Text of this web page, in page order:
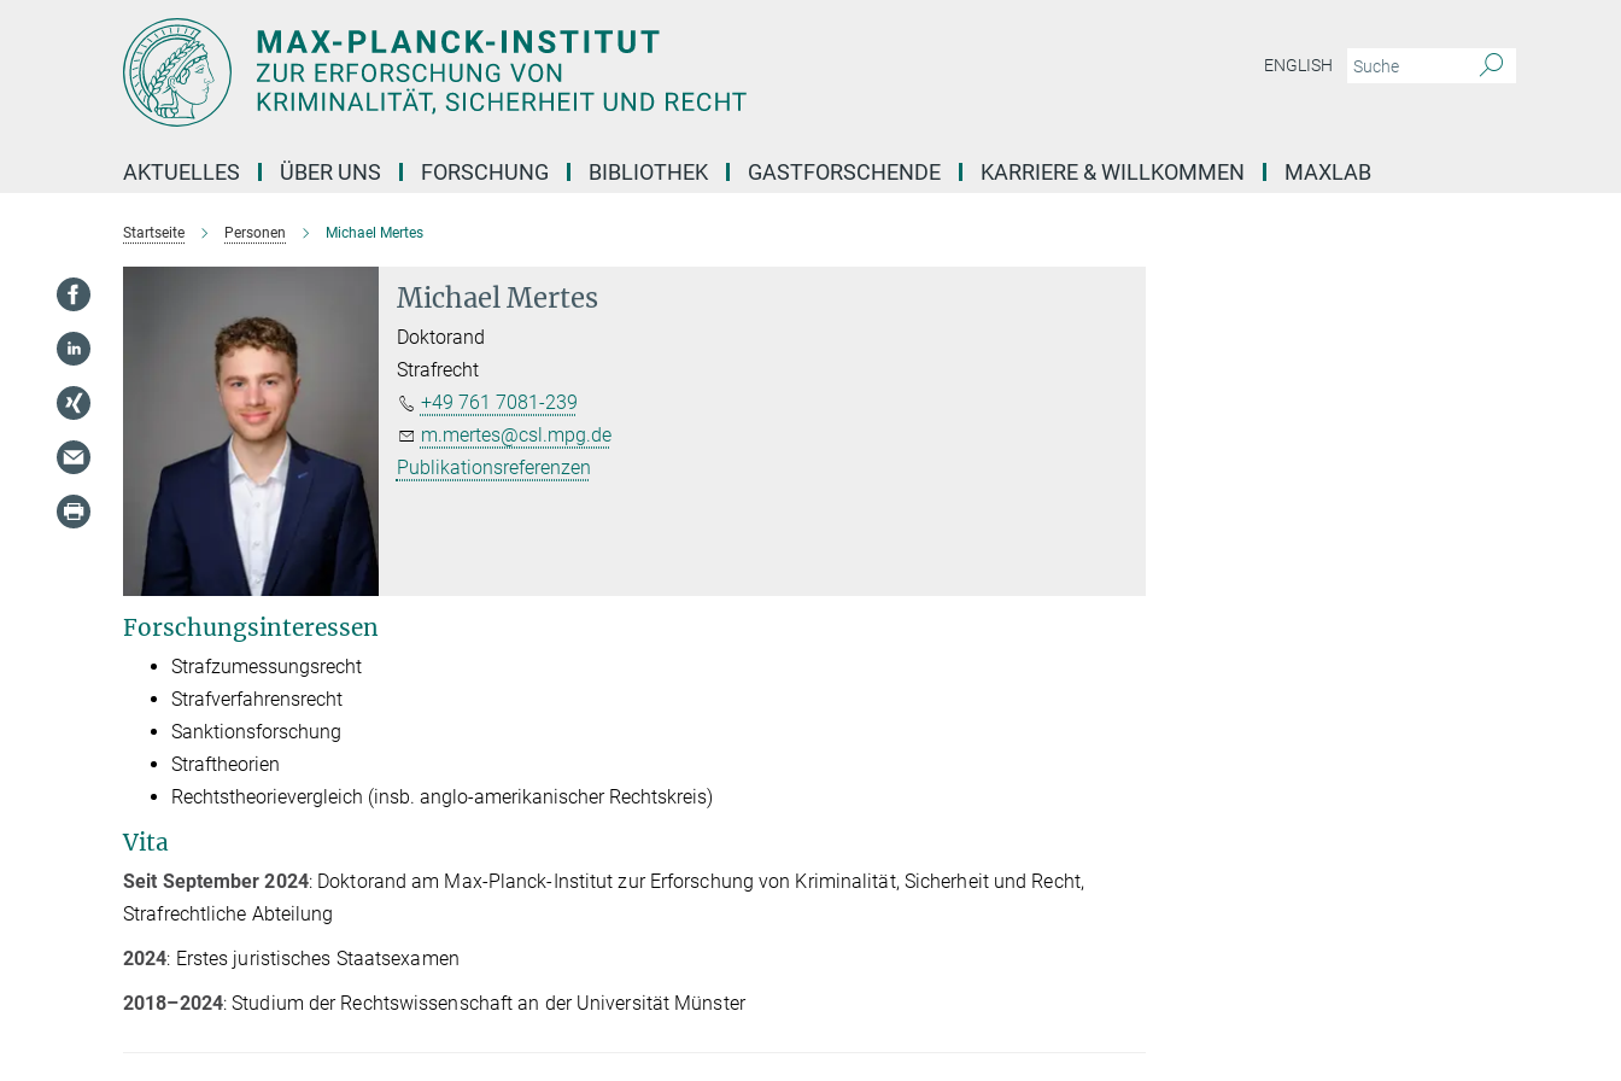
ENGLISH
AKTUELLES ÜBER UNS FORSCHUNG BIBLIOTHEK GASTFORSCHENDE KARRIERE & WILLKOMMEN MAXLAB
Startseite Personen Michael Mertes
Michael Mertes
Doktorand
Strafrecht
+49 761 7081-239
m.mertes@csl.mpg.de
Publikationsreferenzen
Forschungsinteressen
Strafzumessungsrecht
Strafverfahrensrecht
Sanktionsforschung
Straftheorien
Rechtstheorievergleich (insb. anglo-amerikanischer Rechtskreis)
Vita
Seit September 2024: Doktorand am Max-Planck-Institut zur Erforschung von Kriminalität, Sicherheit und Recht,
Strafrechtliche Abteilung
2024: Erstes juristisches Staatsexamen
2018–2024: Studium der Rechtswissenschaft an der Universität Münster